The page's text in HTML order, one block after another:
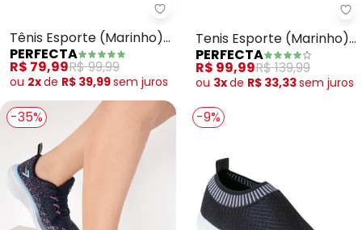
Perfecta - Tênis Esporte
Tênis Esporte (Marinho)
em Tecido com Sintético
PERFECTA
R$ 79,99R$ 99,99
ou 2xde R$ 39,99sem juros
Tenis Esporte (Marinho)
em Sintético
PERFECTA
R$ 99,99R$ 139,99
ou 3xde R$ 33,33sem juros
-35% -9%